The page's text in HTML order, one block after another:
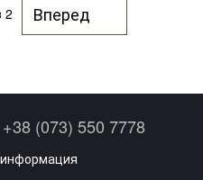
2 Вперед
+38 (073) 550 7778